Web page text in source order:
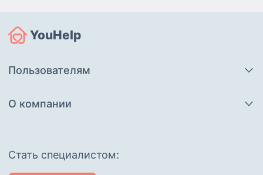
YouHelp
Пользователям
О компании
Cтать специалистом: